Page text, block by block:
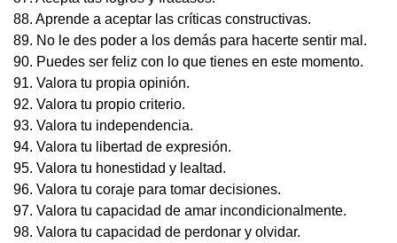
88. Aprende a aceptar las críticas constructivas.
89. No le des poder a los demás para hacerte sentir mal.
90. Puedes ser feliz con lo que tienes en este momento.
91. Valora tu propia opinión.
92. Valora tu propio criterio.
93. Valora tu independencia.
94. Valora tu libertad de expresión.
95. Valora tu honestidad y lealtad.
96. Valora tu coraje para tomar decisiones.
97. Valora tu capacidad de amar incondicionalmente.
98. Valora tu capacidad de perdonar y olvidar.